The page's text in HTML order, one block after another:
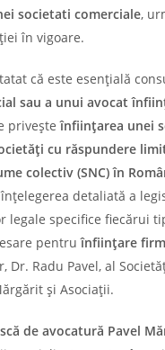
societati comerciale,
în vigoare.
că este esențială
sau a unui avocat
priveșteînființarea unei
cu răspundere
colectiv (SNC) în
detaliată a
legale specifice fiecărui
pentruînființare
Dr. Radu Pavel, al
și Asociații.
de avocatură Pavel